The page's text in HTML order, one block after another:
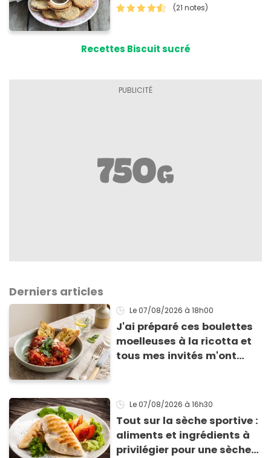
(21 notes)
Recettes Biscuit sucré
Derniers articles
Le 07/08/2026 à 18h00
J'ai préparé ces boulettes
moelleuses à la ricotta et
tous mes invités m'ont
Le 07/08/2026 à 16h30
Tout sur la sèche sportive :
aliments et ingrédients à
privilégier pour une sèche